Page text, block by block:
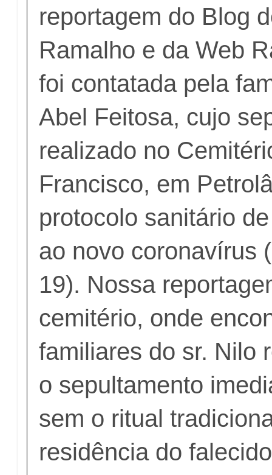
reportagem do Blog
Ramalho e da Web
foi contatada pela
Abel Feitosa, cujo
realizado no
Francisco, em
protocolo sanitário
ao novo coronavírus
19). Nossa
cemitério, onde
familiares do sr. Nilo
o sepultamento
sem o ritual
residência do